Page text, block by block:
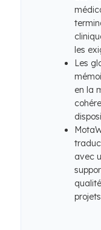
les
Les
en la
avec